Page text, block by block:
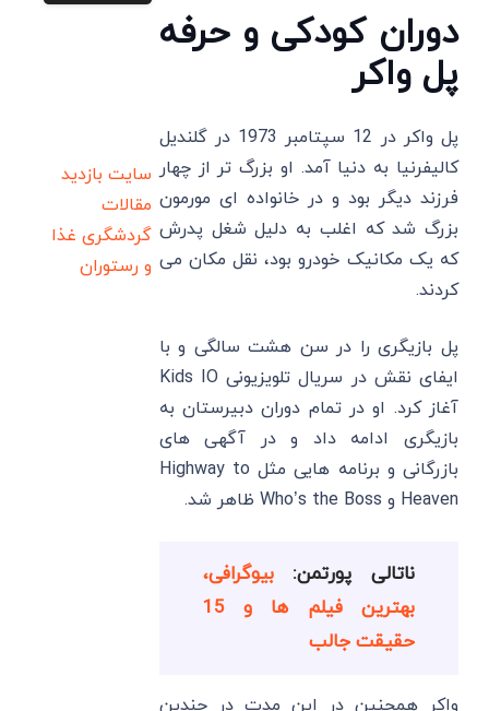
دوران کودکی و حرفه
پل واکر
پل واکر در 12 سپتامبر 1973 در گلندیل
کالیفرنیا به دنیا آمد. او بزرگ ‌تر از چهار
فرزند دیگر بود و در خانواده ‌ای مورمون
بزرگ شد که اغلب به دلیل شغل پدرش
که یک مکانیک خودرو بود، نقل مکان می
‌کردند.
پل بازیگری را در سن هشت سالگی و با
ایفای نقش در سریال تلویزیونی Kids IO
آغاز کرد. او در تمام دوران دبیرستان به
بازیگری ادامه داد و در آگهی‌ های
بازرگانی و برنامه ‌هایی مثل Highway to
Heaven و Who’s the Boss ظاهر شد.
ناتالی پورتمن:بیوگرافی،
بهترین فیلم ها و 15
حقیقت جالب
واکر همچنین در این مدت در چندین
سایت بازدید
مقالات
گردشگری غذا
و رستوران